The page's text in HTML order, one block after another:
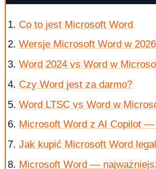
Co to jest Microsoft Word
Wersje Microsoft Word w
Word 2024 vs Word w
Czy Word jest za darmo?
Word LTSC vs Word w
Microsoft Word z AI Copilot —
Jak kupić Microsoft Word
Microsoft Word —